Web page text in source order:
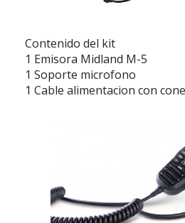
Contenido del kit
1 Emisora Midland M-5
1 Soporte microfono
1 Cable alimentacion con